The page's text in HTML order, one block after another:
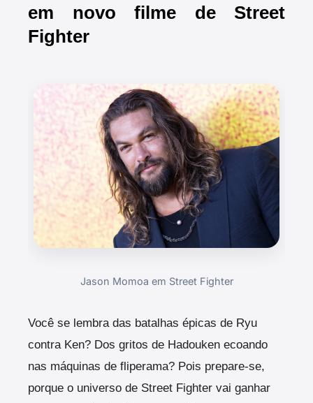
em novo filme de Street
Fighter
Jason Momoa em Street Fighter
Você se lembra das batalhas épicas de Ryu
contra Ken? Dos gritos de Hadouken ecoando
nas máquinas de fliperama? Pois prepare-se,
porque o universo de Street Fighter vai ganhar